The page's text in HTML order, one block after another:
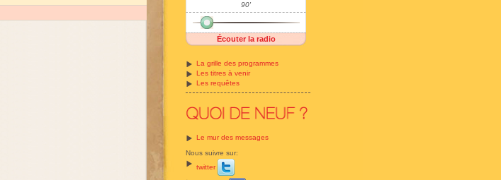
90'
Écouter la radio
La grille des programmes
Les titres à venir
Les requêtes
Le mur des messages
Nous suivre sur:
twitter